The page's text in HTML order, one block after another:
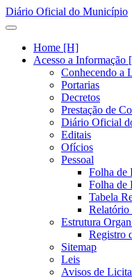
Diário Oficial do Município
Home [H]
Acesso a Informação
Conhecendo a
Portarias
Decretos
Prestação de
Diário Oficial
Editais
Ofícios
Pessoal
Folha de
Folha de
Tabela
Relatório
Estrutura
Registro
Sitemap
Leis
Avisos de